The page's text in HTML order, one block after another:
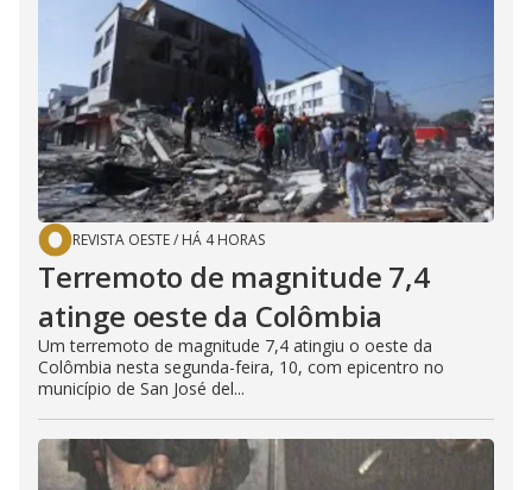
REVISTA OESTE/ HÁ 4 HORAS
Terremoto de magnitude 7,4
atinge oeste da Colômbia
Um terremoto de magnitude 7,4 atingiu o oeste da
Colômbia nesta segunda-feira, 10, com epicentro no
município de San José del...